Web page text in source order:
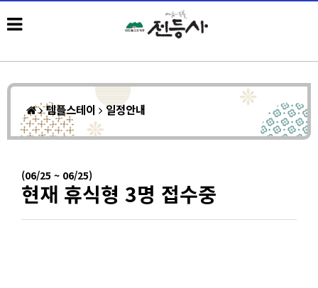
템플스테이 일정안내
(06/25 ~ 06/25)
현재 휴식형 3명 접수중